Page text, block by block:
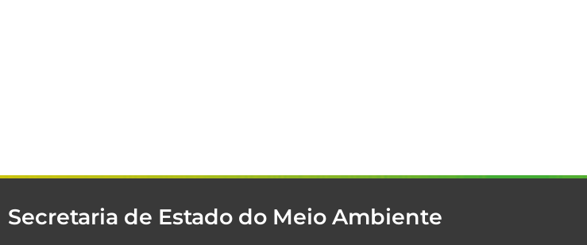
Secretaria de Estado do Meio Ambiente